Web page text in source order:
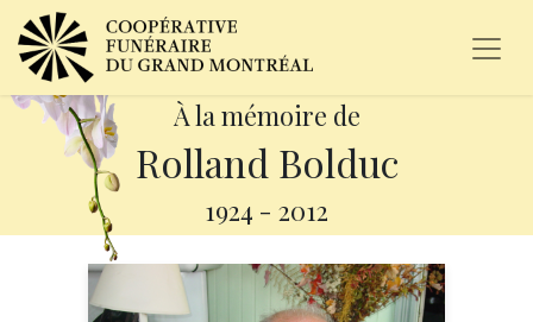
À la mémoire de
Rolland Bolduc
1924 - 2012